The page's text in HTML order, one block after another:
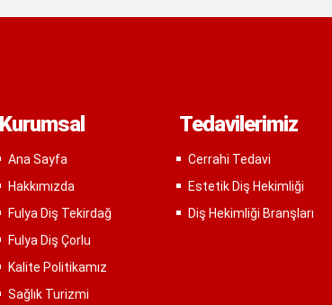
Kurumsal
Ana Sayfa
Hakkımızda
Fulya Diş Tekirdağ
Fulya Diş Çorlu
Kalite Politikamız
Sağlık Turizmi
Tedavilerimiz
Cerrahi Tedavi
Estetik Diş Hekimliği
Diş Hekimliği Branşları